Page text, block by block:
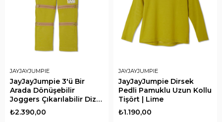
JAYJAYJUMPIE
JayJayJumpie 3'ü Bir
Arada Dönüşebilir
Joggers Çıkarılabilir Diz
Parçalı Çocuk Pantolon |
Lime
₺2.390,00
JAYJAYJUMPIE
JayJayJumpie Dirsek
Pedli Pamuklu Uzun Kollu
Tişört | Lime
₺1.190,00